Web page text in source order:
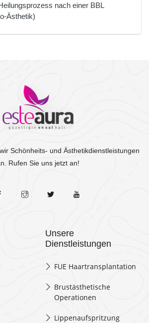
nach einer BBL
Ästhetik)
Schönheits- und Ästhetikdienstleistungen
Rufen Sie uns jetzt an!
Unsere
Dienstleistungen
FUE Haartransplantation
Brustästhetische
Operationen
Lippenaufspritzung